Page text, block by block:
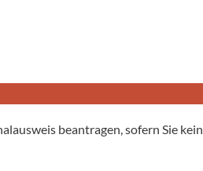
beantragen, sofern Sie kein